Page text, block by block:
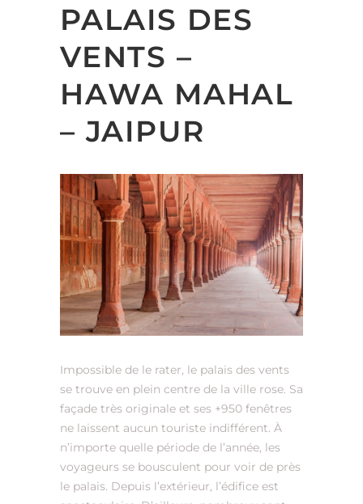
PALAIS DES
VENTS –
HAWA MAHAL
– JAIPUR
Impossible de le rater, le palais des vents
se trouve en plein centre de la ville rose. Sa
façade très originale et ses +950 fenêtres
ne laissent aucun touriste indifférent. À
n’importe quelle période de l’année, les
voyageurs se bousculent pour voir de près
le palais. Depuis l’extérieur, l’édifice est